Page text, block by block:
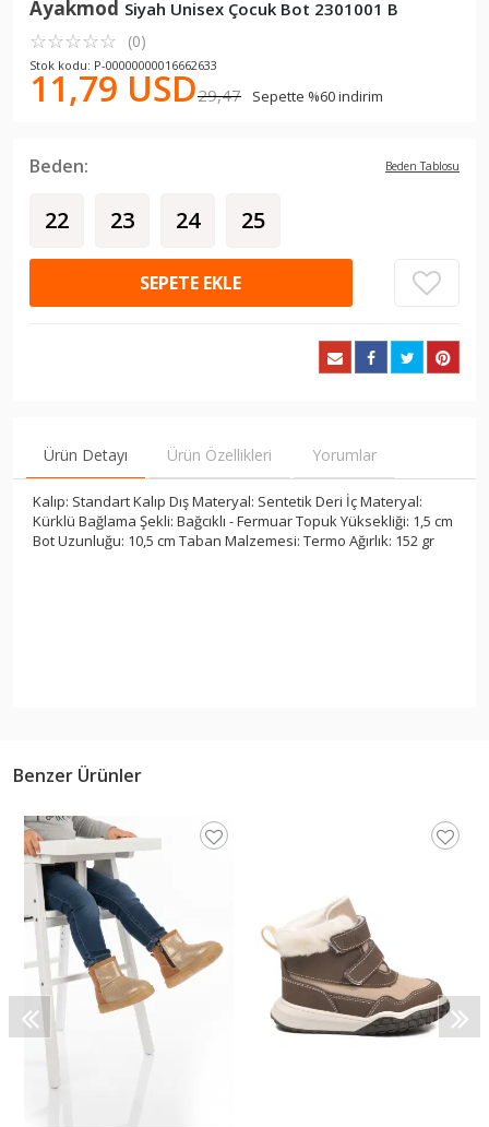
Ayakmod Siyah Unisex Çocuk Bot 2301001 B
☆☆☆☆☆
★★★★★ (0)
Stok kodu: P-00000000016662633
11,79 USD29,47 Sepette %60 indirim
Beden: Beden Tablosu
22 23 24 25
SEPETE EKLE
Ürün Detayı Ürün Özellikleri Yorumlar
Kalıp: Standart Kalıp Dış Materyal: Sentetik Deri İç Materyal:
Kürklü Bağlama Şekli: Bağcıklı - Fermuar Topuk Yüksekliği: 1,5 cm
Bot Uzunluğu: 10,5 cm Taban Malzemesi: Termo Ağırlık: 152 gr
Benzer Ürünler